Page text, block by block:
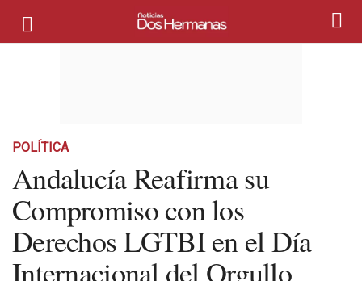
POLÍTICA
Andalucía Reafirma su
Compromiso con los
Derechos LGTBI en el Día
Internacional del Orgullo